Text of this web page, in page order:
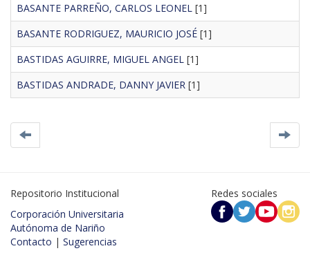
BASANTE PARREÑO, CARLOS LEONEL [1]
BASANTE RODRIGUEZ, MAURICIO JOSÉ [1]
BASTIDAS AGUIRRE, MIGUEL ANGEL [1]
BASTIDAS ANDRADE, DANNY JAVIER [1]
Repositorio Institucional
Corporación Universitaria
Autónoma de Nariño
Contacto | Sugerencias
Redes sociales